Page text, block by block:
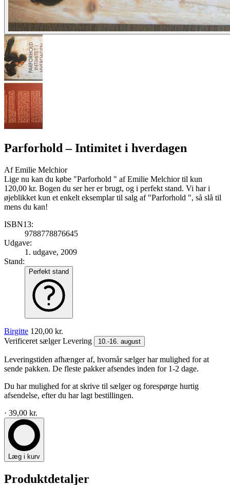
Parforhold– Intimitet i hverdagen
AfEmilie Melchior
Lige nu kan du købe "Parforhold " af Emilie Melchior til kun
120,00 kr. Bogen du ser her er brugt, og i perfekt stand. Vi har i
øjeblikket kun et enkelt eksemplar til salg af "Parforhold ", så slå til
mens du kan!
ISBN13:
9788778876645
Udgave:
1. udgave, 2009
Stand:
Perfekt stand
Birgitte 120,00 kr.
Verificeret sælgerLevering 10.-16. august
Leveringstiden afhænger af, hvornår sælger har mulighed for at
sende pakken. De fleste pakker afsendes inden for 1-2 dage.
Du har mulighed for at skrive til sælger og forespørge hurtig
afsendelse, efter du har lagt bestillingen.
· 39,00 kr.
Læg i kurv
Produktdetaljer